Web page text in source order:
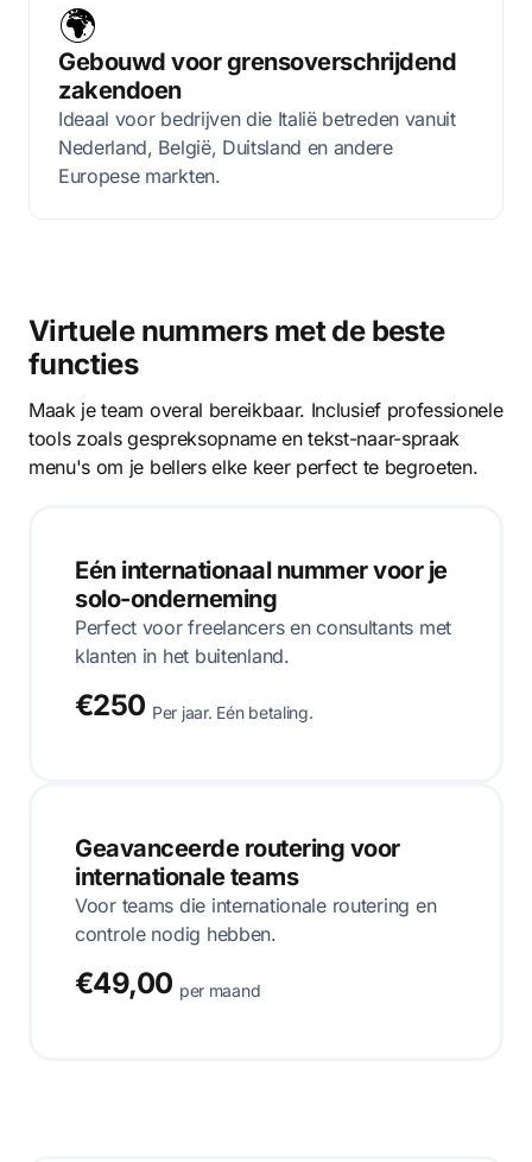
🌍
Gebouwd voor grensoverschrijdend
zakendoen
Ideaal voor bedrijven die Italië betreden vanuit
Nederland, België, Duitsland en andere
Europese markten.
Virtuele nummers met de beste
functies
Maak je team overal bereikbaar. Inclusief professionele
tools zoals gespreksopname en tekst-naar-spraak
menu's om je bellers elke keer perfect te begroeten.
Eén internationaal nummer voor je
solo-onderneming
Perfect voor freelancers en consultants met
klanten in het buitenland.
€250 Per jaar. Eén betaling.
Geavanceerde routering voor
internationale teams
Voor teams die internationale routering en
controle nodig hebben.
€49,00 per maand